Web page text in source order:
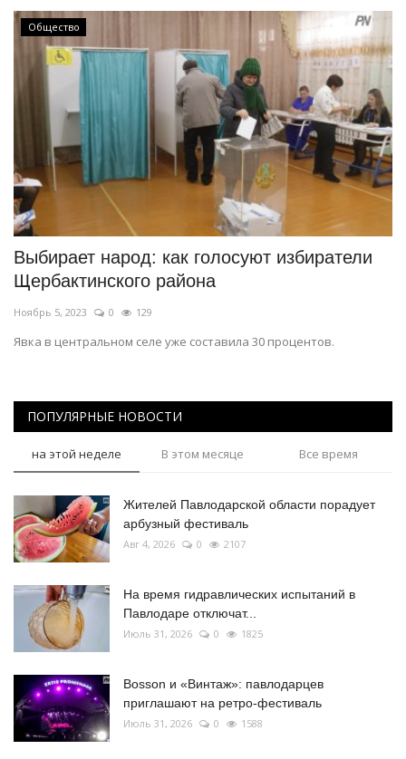
Общество
Выбирает народ: как голосуют избиратели
Щербактинского района
Ноябрь 5, 2023 0 129
Явка в центральном селе уже составила 30 процентов.
ПОПУЛЯРНЫЕ НОВОСТИ
на этой неделе В этом месяце Все время
Жителей Павлодарской области порадует
арбузный фестиваль
Авг 4, 2026 0 2107
На время гидравлических испытаний в
Павлодаре отключат...
Июль 31, 2026 0 1825
Bosson и «Винтаж»: павлодарцев
приглашают на ретро-фестиваль
Июль 31, 2026 0 1588